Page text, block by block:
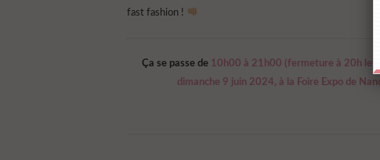
fast fashion !
Ça se passe de 10h00 à 21h00 (fermeture à 20h le
dimanche 9 juin 2024, à la Foire Expo de